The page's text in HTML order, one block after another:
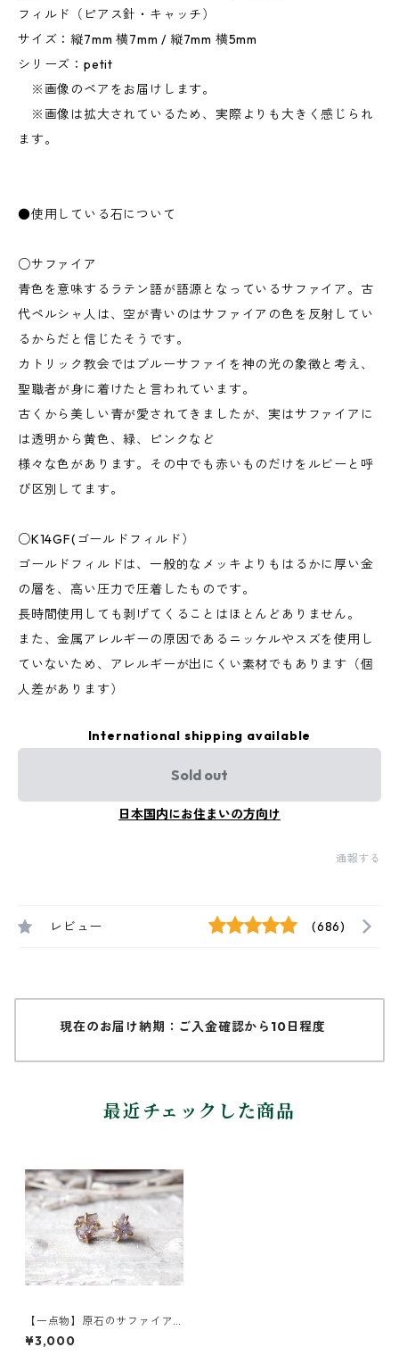
フィルド（ピアス針・キャッチ）
サイズ：縦7mm 横7mm / 縦7mm 横5mm
シリーズ：petit
※画像のペアをお届けします。
※画像は拡大されているため、実際よりも大きく感じられ
ます。
●使用している石について
○サファイア
青色を意味するラテン語が語源となっているサファイア。古
代ペルシャ人は、空が青いのはサファイアの色を反射してい
るからだと信じたそうです。
カトリック教会ではブルーサファイを神の光の象徴と考え、
聖職者が身に着けたと言われています。
古くから美しい青が愛されてきましたが、実はサファイアに
は透明から黄色、緑、ピンクなど
様々な色があります。その中でも赤いものだけをルビーと呼
び区別してます。
○K14GF(ゴールドフィルド）
ゴールドフィルドは、一般的なメッキよりもはるかに厚い金
の層を、高い圧力で圧着したものです。
長時間使用しても剥げてくることはほとんどありません。
また、金属アレルギーの原因であるニッケルやスズを使用し
ていないため、アレルギーが出にくい素材でもあります（個
人差があります）
International shipping available
Sold out
日本国内にお住まいの方向け
通報する
レビュー (686)
現在のお届け納期：ご入金確認から10日程度
最近チェックした商品
【一点物】原石のサファイア
のピアス
¥3,000